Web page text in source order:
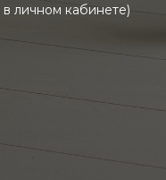
в личном кабинете)